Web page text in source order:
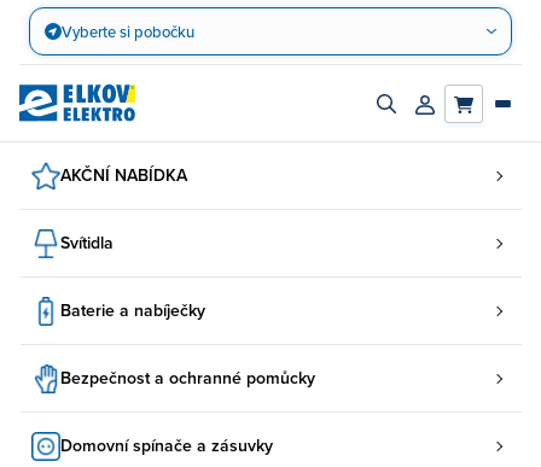
Přejít
obsah
Vyberte si pobočku
Zapnout/vypnout
Přihlásit/
AKČNÍ NABÍDKA
Svítidla
Baterie a nabíječky
Bezpečnost a ochranné pomůcky
Domovní spínače a zásuvky